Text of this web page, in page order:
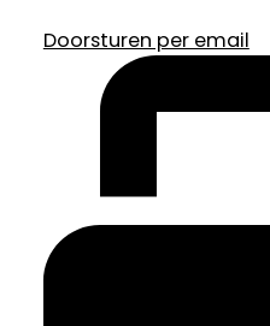
Doorsturen per email